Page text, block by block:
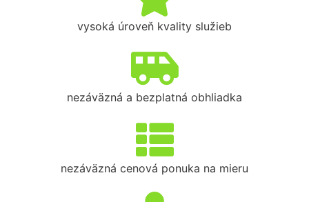
vysoká úroveň kvality služieb
nezáväzná a bezplatná obhliadka
nezáväzná cenová ponuka na mieru